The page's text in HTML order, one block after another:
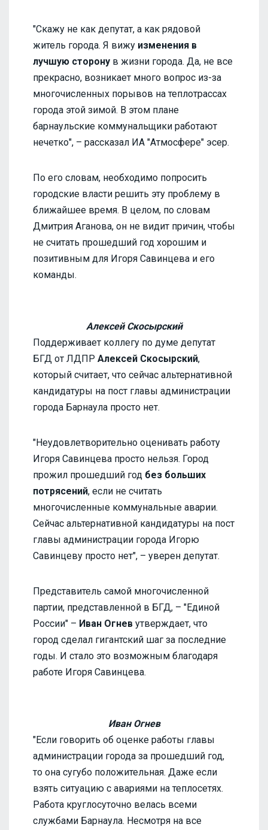
"Скажу не как депутат, а как рядовой
житель города. Я вижу изменения в
лучшую сторону в жизни города. Да, не все
прекрасно, возникает много вопрос из-за
многочисленных порывов на теплотрассах
города этой зимой. В этом плане
барнаульские коммунальщики работают
нечетко", – рассказал ИА "Атмосфере" эсер.
По его словам, необходимо попросить
городские власти решить эту проблему в
ближайшее время. В целом, по словам
Дмитрия Аганова, он не видит причин, чтобы
не считать прошедший год хорошим и
позитивным для Игоря Савинцева и его
команды.
Алексей Скосырский
Поддерживает коллегу по думе депутат
БГД от ЛДПР Алексей Скосырский,
который считает, что сейчас альтернативной
кандидатуры на пост главы администрации
города Барнаула просто нет.
"Неудовлетворительно оценивать работу
Игоря Савинцева просто нельзя. Город
прожил прошедший год без больших
потрясений, если не считать
многочисленные коммунальные аварии.
Сейчас альтернативной кандидатуры на пост
главы администрации города Игорю
Савинцеву просто нет", – уверен депутат.
Представитель самой многочисленной
партии, представленной в БГД, – "Единой
России" – Иван Огнев утверждает, что
город сделал гигантский шаг за последние
годы. И стало это возможным благодаря
работе Игоря Савинцева.
Иван Огнев
"Если говорить об оценке работы главы
администрации города за прошедший год,
то она сугубо положительная. Даже если
взять ситуацию с авариями на теплосетях.
Работа круглосуточно велась всеми
службами Барнаула. Несмотря на все